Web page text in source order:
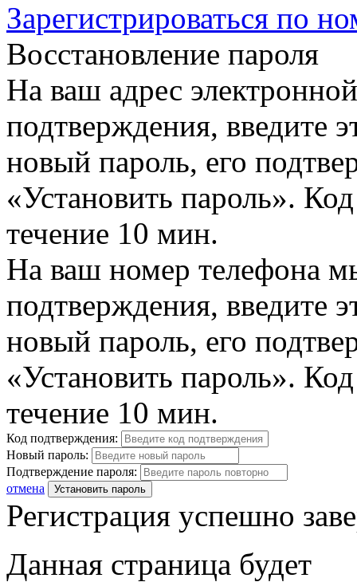
Зарегистрироваться по
Восстановление пароля
На ваш адрес
подтверждения, введите
новый пароль, его
«Установить пароль».
течение 10 мин.
На ваш номер телефона
подтверждения, введите
новый пароль, его
«Установить пароль».
течение 10 мин.
Код подтверждения:
Новый пароль:
Подтверждение пароля:
отмена
Установить пароль
Регистрация успешно
Данная страница будет